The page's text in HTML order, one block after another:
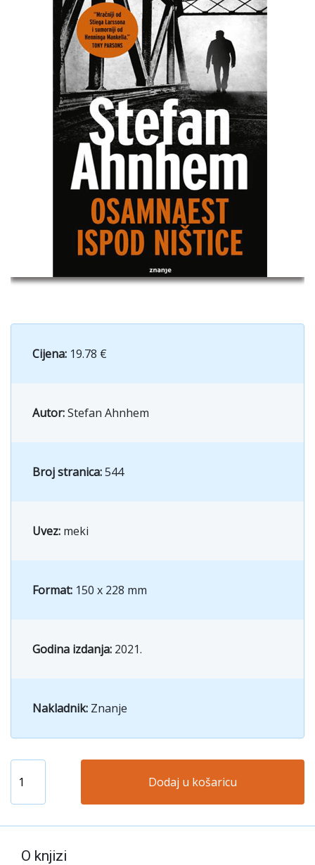
Cijena: 19.78 €
Autor:Stefan Ahnhem
Broj stranica:544
Uvez: meki
Format: 150 x 228 mm
Godina izdanja: 2021.
Nakladnik: Znanje
Dodaj u košaricu
O knjizi